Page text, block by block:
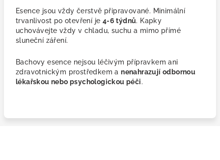
Esence jsou vždy čerstvě připravované. Minimální
trvanlivost po otevření je 4-6 týdnů. Kapky
uchovávejte vždy v chladu, suchu a mimo přímé
sluneční záření.
Bachovy esence nejsou léčivým přípravkem ani
zdravotnickým prostředkem anenahrazují odbornou
lékařskou nebo psychologickou péči.